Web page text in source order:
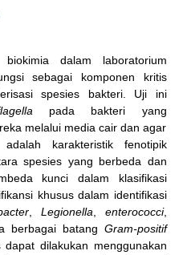
dalam laboratorium
sebagai komponen kritis
spesies bakteri. Uji ini
pada bakteri yang
melalui media cair dan agar
karakteristik fenotipik
spesies yang berbeda dan
kunci dalam klasifikasi
khusus dalam identifikasi
, Legionella enterococci,
berbagai batang Gram-positif
dilakukan menggunakan